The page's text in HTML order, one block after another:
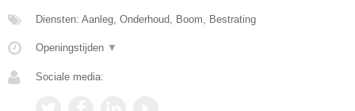
Diensten: Aanleg, Onderhoud, Boom, Bestrating
Openingstijden ▼
Sociale media: